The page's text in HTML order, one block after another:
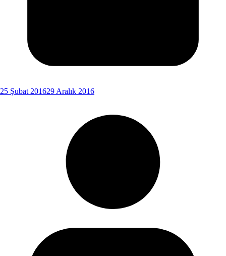
25 Şubat 201629 Aralık 2016